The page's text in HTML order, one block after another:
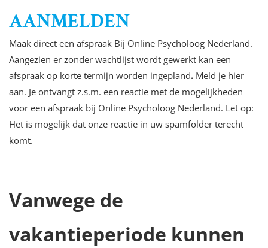
AANMELDEN
Maak direct een afspraak Bij Online Psycholoog Nederland.
Aangezien er zonder wachtlijst wordt gewerkt kan een
afspraak op korte termijn worden ingepland. Meld je hier
aan. Je ontvangt z.s.m. een reactie met de mogelijkheden
voor een afspraak bij Online Psycholoog Nederland. Let op:
Het is mogelijk dat onze reactie in uw spamfolder terecht
komt.
Vanwege de
vakantieperiode kunnen